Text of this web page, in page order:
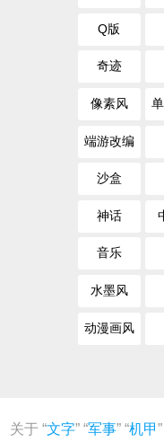
Q版
奇迹
像素风
端游改编
沙盒
神话
音乐
水墨风
动漫画风
关于 “文字” “军事” “机甲